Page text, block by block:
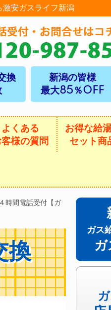
安ガスライフ新潟
新潟の皆様
最大85％OFF
換
よくある
様の質問
お得な給
セット商
時間電話受付【ガ
換
ガス